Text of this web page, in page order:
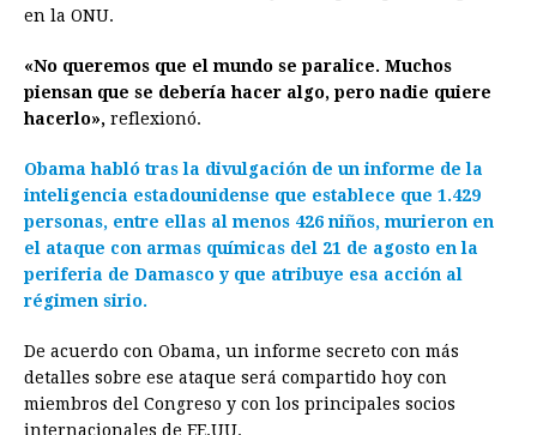
en la ONU.
«No queremos que el mundo se paralice. Muchos
piensan que se debería hacer algo, pero nadie quiere
hacerlo», reflexionó.
Obama habló tras la divulgación de un informe de la
inteligencia estadounidense que establece que 1.429
personas, entre ellas al menos 426 niños, murieron en
el ataque con armas químicas del 21 de agosto en la
periferia de Damasco y que atribuye esa acción al
régimen sirio.
De acuerdo con Obama, un informe secreto con más
detalles sobre ese ataque será compartido hoy con
miembros del Congreso y con los principales socios
internacionales de EE.UU.